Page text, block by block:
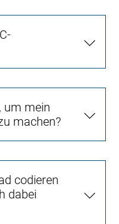
um mein
machen?
codieren
dabei